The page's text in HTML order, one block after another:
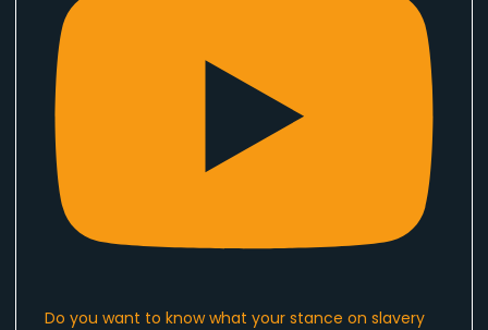
Do you want to know what your stance on slavery